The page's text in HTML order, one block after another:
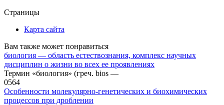
Страницы
Карта сайта
Вам также может понравиться
биология — область естествознания, комплекс научных
дисциплин о жизни во всех ее проявлениях
Термин «биология» (греч. bios —
0564
Особенности молекулярно-генетических и биохимических
процессов при дроблении